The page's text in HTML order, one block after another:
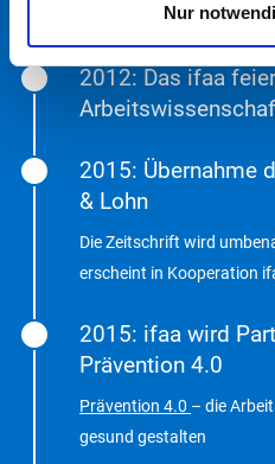
Nur
erscheint in
2012: Das ifaa
2015: Übernahme
& Lohn
Die Zeitschrift wird
erscheint in Kooperation
2015: ifaa wird
Prävention 4.0
Prävention 4.0 – die
gesund gestalten